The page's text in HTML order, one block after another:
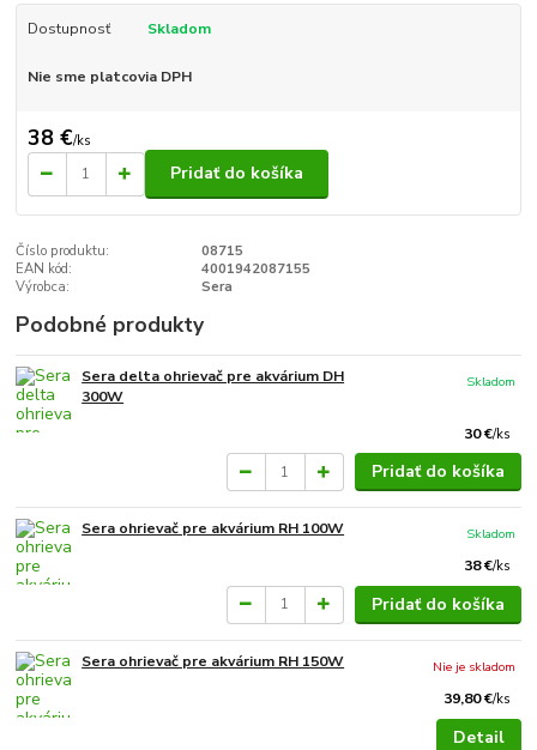
Dostupnosť Skladom
Nie sme platcovia DPH
38 €/ks
Pridať do košíka
Číslo produktu:
08715
EAN kód:
4001942087155
Výrobca:
Sera
Podobné produkty
Sera delta ohrievač pre akvárium DH
300W
30 €/ks
Skladom
Pridať do košíka
Sera ohrievač pre akvárium RH 100W
38 €/ks
Skladom
Pridať do košíka
Sera ohrievač pre akvárium RH 150W
39,80 €/ks
Nie je skladom
Detail